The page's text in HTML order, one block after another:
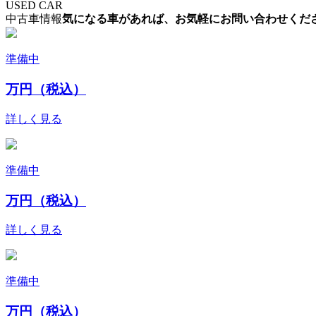
USED CAR
中古車情報気になる車があれば、お気軽にお問い合わせくだ
準備中
万円（税込）
詳しく見る
準備中
万円（税込）
詳しく見る
準備中
万円（税込）